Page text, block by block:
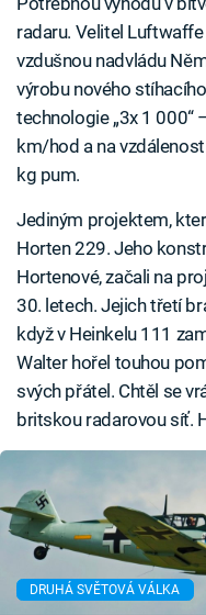
radaru. Velitel
vzdušnou nadvládu
výrobu nového
technologie „3x 1
km/hod a na
kg pum.
Jediným projektem,
Horten 229. Jeho
Hortenové, začali na
30. letech. Jejich třetí
když v Heinkelu 111
Walter hořel touhou
svých přátel. Chtěl se
britskou radarovou síť.
DRUHÁ SVĚTOVÁ VÁLKA